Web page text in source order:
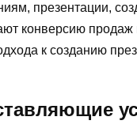
презентации,
конверсию
к созданию